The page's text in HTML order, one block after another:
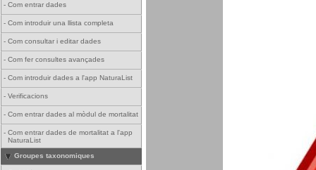
- Com entrar dades
- Com introduir una llista completa
- Com consultar i editar dades
- Com fer consultes avançades
- Com introduir dades a l'app NaturaList
- Verificacions
- Com entrar dades al mòdul de mortalitat
- Com entrar dades de mortalitat a l'app
NaturaList
Groupes taxonomiques